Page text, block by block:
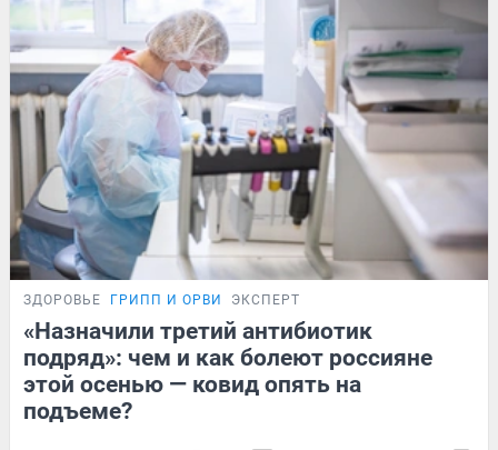
ЗДОРОВЬЕ ГРИПП И ОРВИ ЭКСПЕРТ
«Назначили третий антибиотик
подряд»: чем и как болеют россияне
этой осенью — ковид опять на
подъеме?